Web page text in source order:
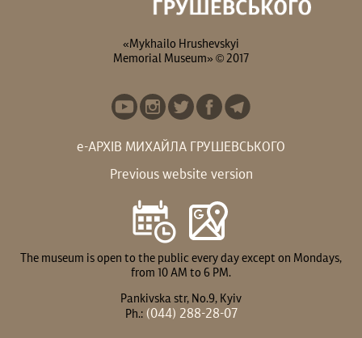
«Mykhailo Hrushevskyi
Memorial Museum» © 2017
е-АРХІВ МИХАЙЛА ГРУШЕВСЬКОГО
Previous website version
The museum is open to the public every day except on Mondays,
from 10 AM to 6 PM.
Pankivska str, No.9, Kyiv
Ph.:(044) 288-28-07